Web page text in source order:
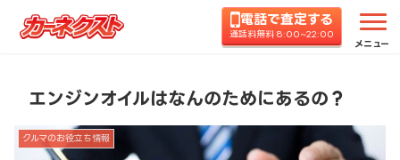
電話で査定する
通話料無料 8:00~22:00
メニュー
ホーム コラムTOP クルマのお役立ち情報 エン
エンジンオイルはなんのためにあるの？
クルマのお役立ち情報